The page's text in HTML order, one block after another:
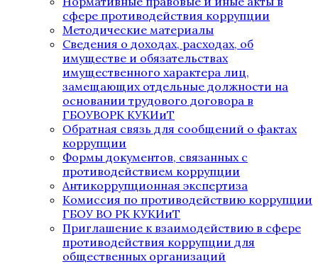
сфере противодействия коррупции
Методические материалы
Сведения о доходах, расходах, об
имуществе и обязательствах
имущественного характера лиц,
замещающих отдельные должности на
основании трудового договора в
ГБОУВОРК КУКИиТ
Обратная связь для сообщений о фактах
коррупции
Формы документов, связанных с
противодействием коррупции
Антикоррупционная экспертиза
Комиссия по противодействию коррупции
ГБОУ ВО РК КУКИиТ
Приглашение к взаимодействию в сфере
противодействия коррупции для
общественных организаций